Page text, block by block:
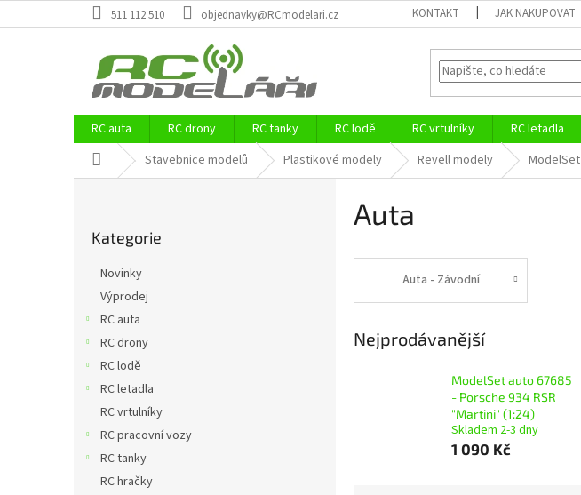
na
511 112 510 objednavky@RCmodelari.cz KONTAKT JAK NAKUPOVAT
RC auta RC drony RC tanky RC lodě RC vrtulníky RC letadla
Domů Stavebnice modelů Plastikové modely Revell modely ModelSet
kategorie
Kategorie
Novinky
Výprodej
RC auta
RC drony
RC lodě
RC letadla
RC vrtulníky
RC pracovní vozy
RC tanky
RC hračky
Auta
Auta - Závodní
Nejprodávanější
ModelSet auto 67685
- Porsche 934 RSR
"Martini" (1:24)
Skladem 2-3 dny
1 090 Kč